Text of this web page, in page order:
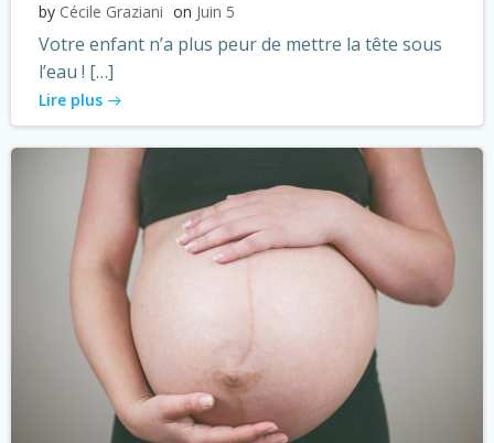
by Cécile Graziani on Juin 5
Votre enfant n’a plus peur de mettre la tête sous
l’eau ! […]
Lire plus